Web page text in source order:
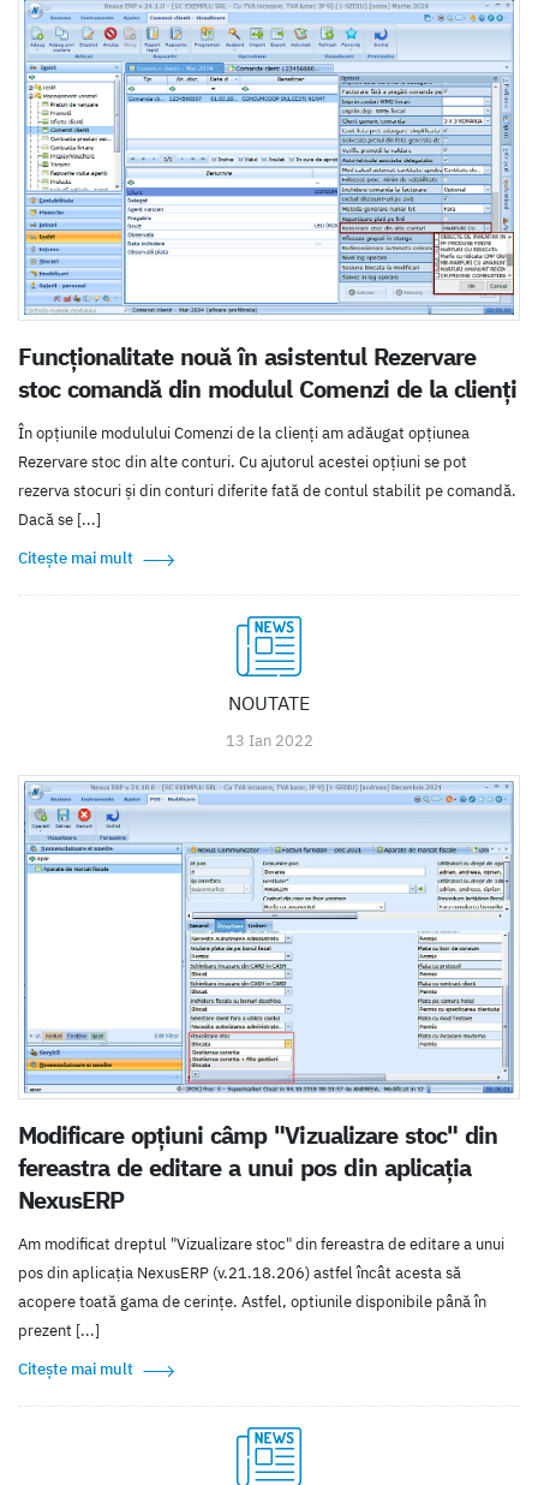
Funcționalitate nouă în asistentul Rezervare
stoc comandă din modulul Comenzi de la clienți
În opțiunile modulului Comenzi de la clienți am adăugat opțiunea
Rezervare stoc din alte conturi. Cu ajutorul acestei opțiuni se pot
rezerva stocuri și din conturi diferite fată de contul stabilit pe comandă.
Dacă se [...]
Citește mai mult
NOUTATE
13 Ian 2022
Modificare opțiuni câmp "Vizualizare stoc" din
fereastra de editare a unui pos din aplicația
NexusERP
Am modificat dreptul "Vizualizare stoc" din fereastra de editare a unui
pos din aplicația NexusERP (v.21.18.206) astfel încât acesta să
acopere toată gama de cerințe. Astfel, optiunile disponibile până în
prezent [...]
Citește mai mult